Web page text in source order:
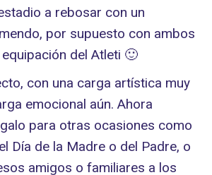
a rebosar con un
por supuesto con ambos
del Atleti 🙂
con una carga artística muy
emocional aún. Ahora
para otras ocasiones como
Día de la Madre o del Padre, o
amigos o familiares a los